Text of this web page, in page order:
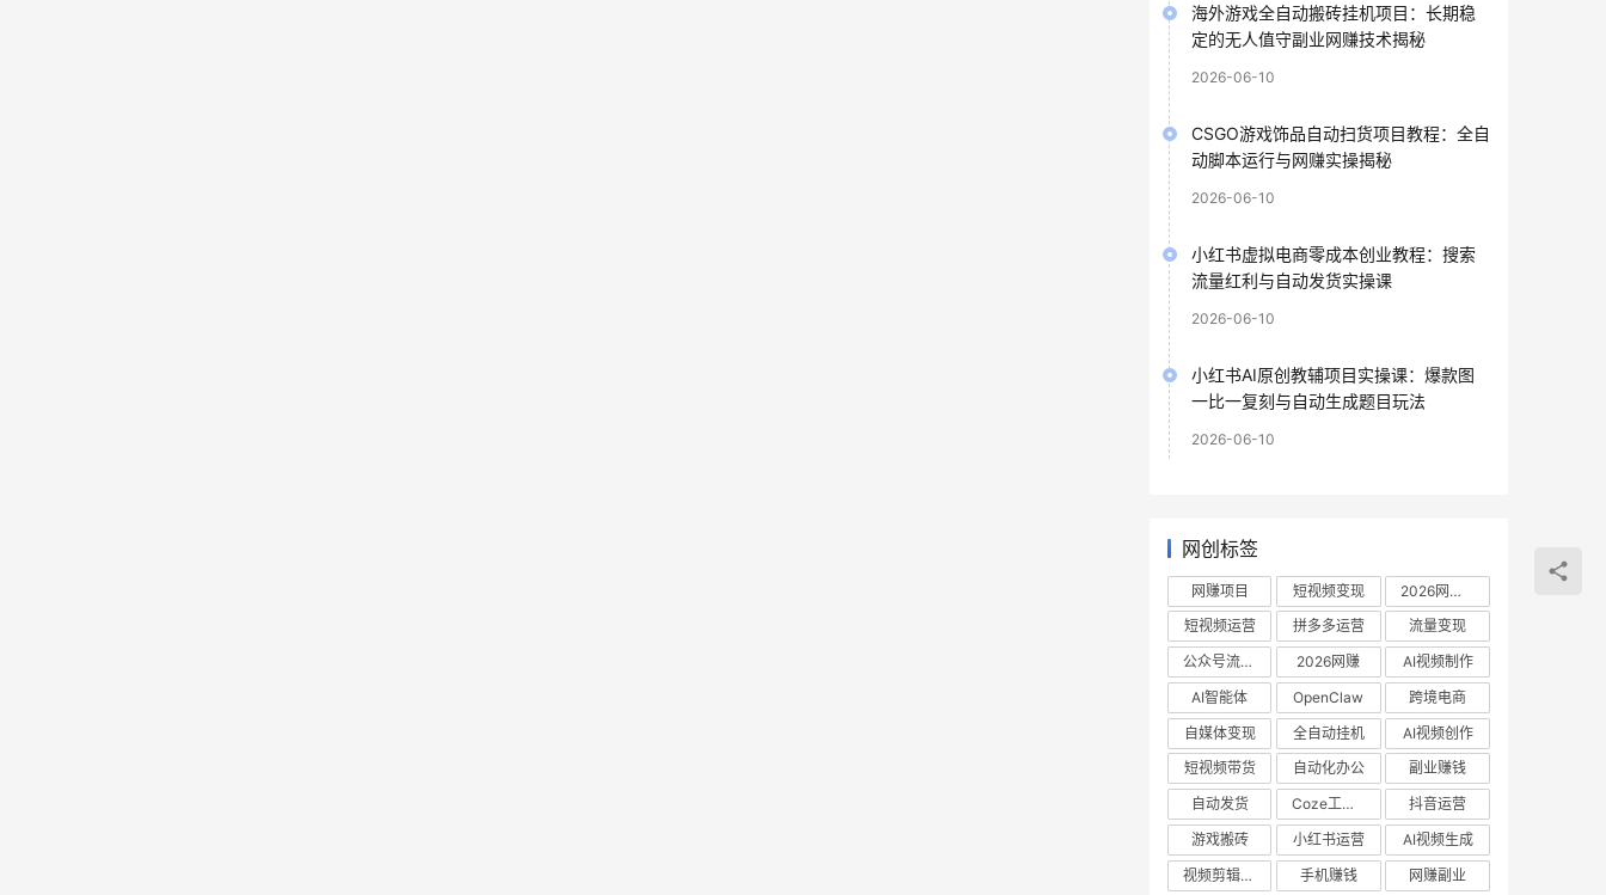
海外游戏全自动搬砖挂机项目：长期稳
定的无人值守副业网赚技术揭秘
2026-06-10
CSGO游戏饰品自动扫货项目教程：全自
动脚本运行与网赚实操揭秘
2026-06-10
小红书虚拟电商零成本创业教程：搜索
流量红利与自动发货实操课
2026-06-10
小红书AI原创教辅项目实操课：爆款图
一比一复刻与自动生成题目玩法
2026-06-10
网创标签
网赚项目 短视频变现
2026网赚项目
短视频运营
拼多多运营
流量变现
公众号流量主
2026网赚
AI视频制作
AI智能体
OpenClaw
跨境电商
自媒体变现
全自动挂机
AI视频创作
短视频带货
自动化办公
副业赚钱
自动发货
Coze工作流
抖音运营
游戏搬砖
小红书运营
AI视频生成
视频剪辑教程
手机赚钱 网赚副业